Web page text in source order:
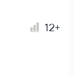
12+